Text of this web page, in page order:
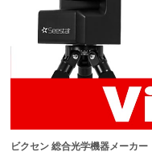
ビクセン 総合光学機器メーカー